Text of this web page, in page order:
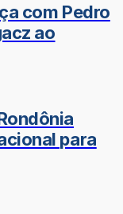
com Pedro
ao
para